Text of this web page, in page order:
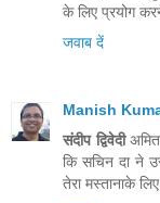
के लिए प्रयोग
जवाब दें
Manish
संदीप द्विवेदी
कि सचिन दा ने
तेरा मस्तानाके